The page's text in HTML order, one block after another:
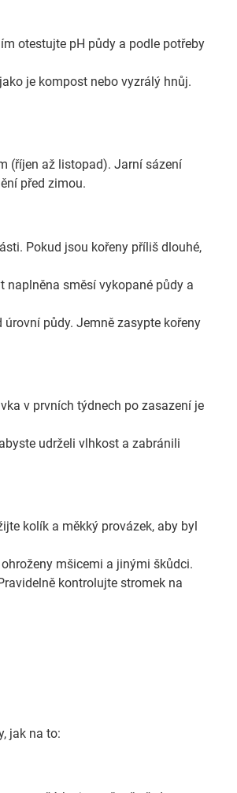
otestujte pH půdy a podle potřeby
je kompost nebo vyzrálý hnůj.
(říjen až listopad). Jarní sázení
před zimou.
Pokud jsou kořeny příliš dlouhé,
naplněna směsí vykopané půdy a
půdy. Jemně zasypte kořeny
v prvních týdnech po zasazení je
udrželi vlhkost a zabránili
kolík a měkký provázek, aby byl
mšicemi a jinými škůdci.
kontrolujte stromek na
jak na to: